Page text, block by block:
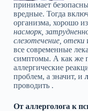
принимает
вредные. Тогда
организма, хорошо
насморк,
слезотечение, отеки
все современные
симптомы. А как же
аллергические
проблем, а значит, и
проводить .
От аллерголога к